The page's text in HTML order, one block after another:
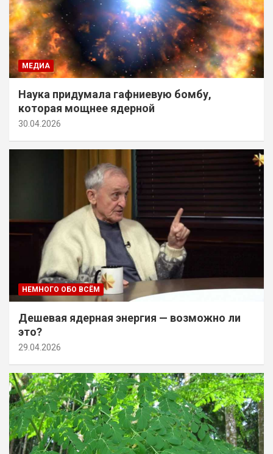
МЕДИА
Наука придумала гафниевую бомбу,
которая мощнее ядерной
30.04.2026
НЕМНОГО ОБО ВСЁМ
Дешевая ядерная энергия — возможно ли
это?
29.04.2026